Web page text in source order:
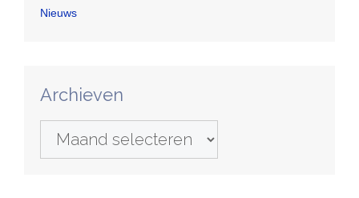
Nieuws
Archieven